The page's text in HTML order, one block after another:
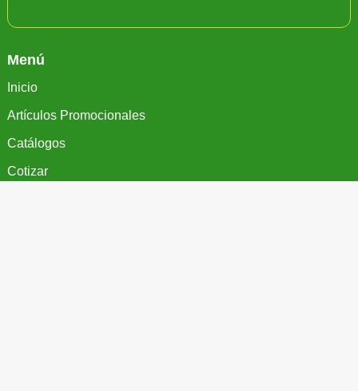
Menú
Inicio
Artículos Promocionales
Catálogos
Cotizar